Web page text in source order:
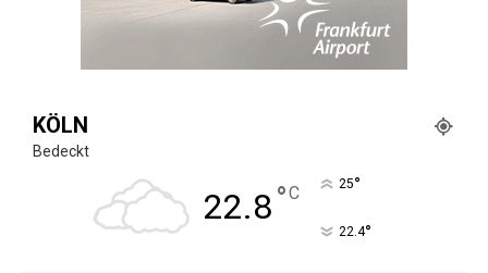
KÖLN
Bedeckt
22.8°C 25°
22.4°